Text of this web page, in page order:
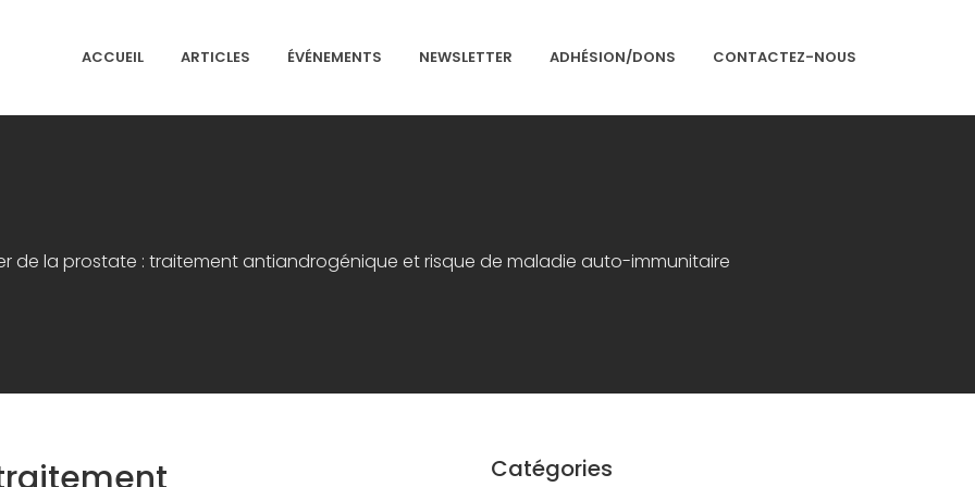
ACCUEIL ARTICLES ÉVÉNEMENTS NEWSLETTER ADHÉSION/DONS CONTACTEZ-NOUS
de la prostate : traitement antiandrogénique et risque de maladie auto-immunitaire
Catégories